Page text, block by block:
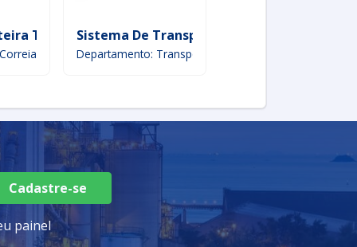
Transportadora
Sistema De Transportador
Departamento: Transportadores
Cadastre-se
painel